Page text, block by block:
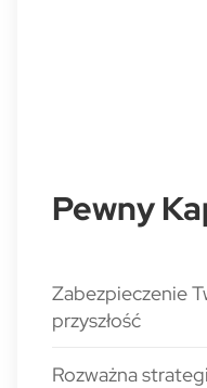
Pewny
Zabezpieczenie
przyszłość
Rozważna